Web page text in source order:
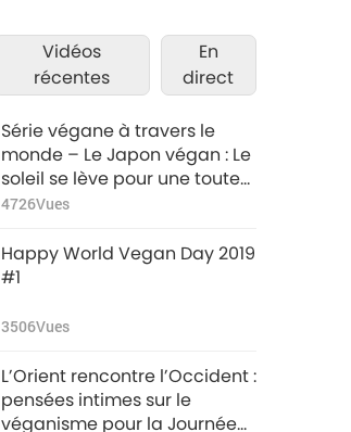
Vidéos
récentes
En
direct
Série végane à travers le
monde – Le Japon végan : Le
soleil se lève pour une toute
nouvelle ère, partie 1/2
4726Vues
Happy World Vegan Day 2019
#1
3506Vues
L’Orient rencontre l’Occident :
pensées intimes sur le
véganisme pour la Journée